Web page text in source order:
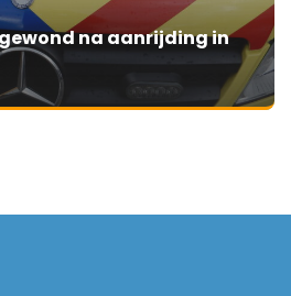
na aanrijding in